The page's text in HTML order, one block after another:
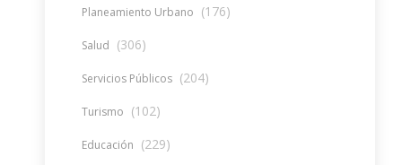
Planeamiento Urbano (176)
Salud (306)
Servicios Públicos (204)
Turismo (102)
Educación (229)